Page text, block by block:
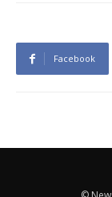
Facebook